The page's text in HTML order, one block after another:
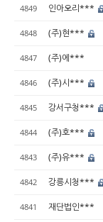
4849 인아오리***
4848 (주)현***
4847 (주)에***
4846 (주)시***
4845 강서구청***
4844 (주)호***
4843 (주)유***
4842 강릉시청***
4841 재단법인***